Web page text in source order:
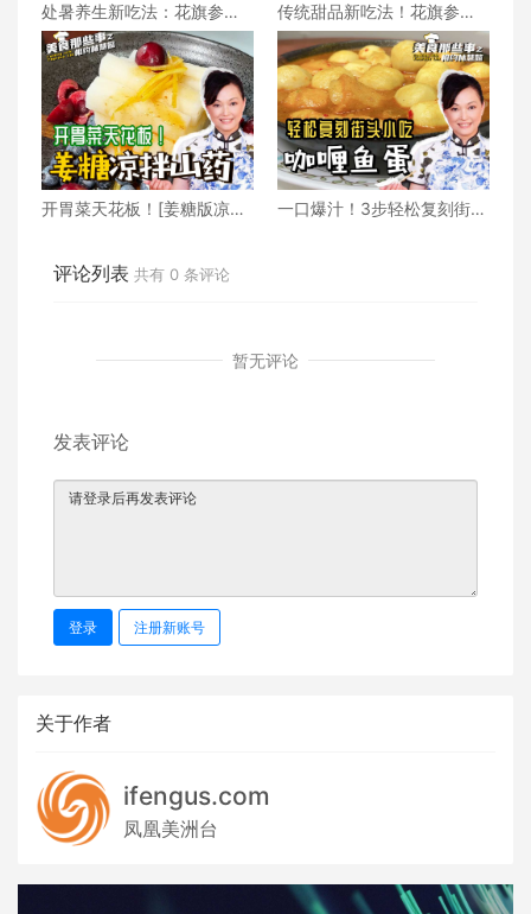
处暑养生新吃法：花旗参日
式厚蛋烧上线 低脂养生又美
味
传统甜品新吃法！花旗参版
杨枝甘露清爽又养生
开胃菜天花板！[姜糖版凉拌
一口爆汁！3步轻松复刻街头
评论列表 共有 0 条评论
暂无评论
发表评论
登录 注册新账号
关于作者
ifengus.com
凤凰美洲台